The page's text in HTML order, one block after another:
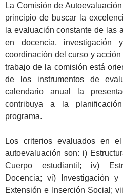
La Comisión de
principio de buscar la
la evaluación constante de las
en docencia, investigación
coordinación del curso y
trabajo de la comisión está
de los instrumentos de
calendario anual la
contribuya a la
programa.
Los criterios evaluados en
autoevaluación son: i)
Cuerpo estudiantil; iv)
Docencia; vi) Investigación
Extensión e Inserción Social;